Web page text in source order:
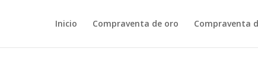
Inicio Compraventa de oro Compraventa